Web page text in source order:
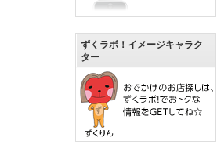
ずくラボ！イメージキャラク
ター